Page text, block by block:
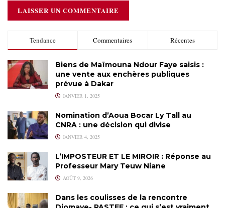
Tendance Commentaires Récentes
Biens de Maïmouna Ndour Faye saisis :
une vente aux enchères publiques
prévue à Dakar
JANVIER 1, 2025
Nomination d’Aoua Bocar Ly Tall au
CNRA : une décision qui divise
JANVIER 4, 2025
L’IMPOSTEUR ET LE MIROIR : Réponse au
Professeur Mary Teuw Niane
AOÛT 9, 2026
Dans les coulisses de la rencontre